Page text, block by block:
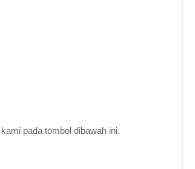
pada tombol dibawah ini.